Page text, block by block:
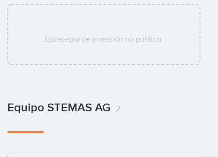
Estretegía de inversión no pública.
Equipo STEMAS AG 2